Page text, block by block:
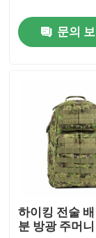
제품
우리 에 관한
문의
하이킹 전술
분 방광 주머니